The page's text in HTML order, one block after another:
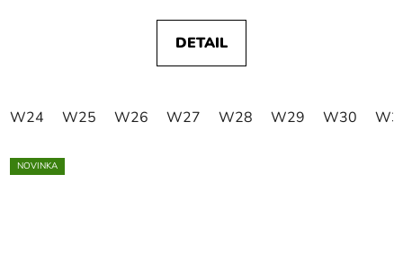
DETAIL
W24 W25 W26 W27 W28 W29 W30
NOVINKA